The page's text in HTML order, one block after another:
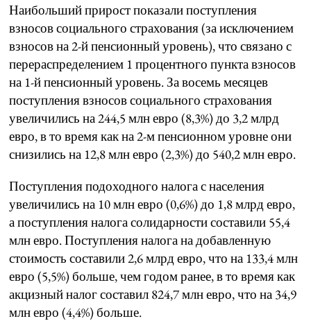
Наибольший прирост показали поступления
взносов социального страхования (за исключением
взносов на 2-й пенсионный уровень), что связано с
перераспределением 1 процентного пункта взносов
на 1-й пенсионный уровень. За восемь месяцев
поступления взносов социального страхования
увеличились на 244,5 млн евро (8,3%) до 3,2 млрд
евро, в то время как на 2-м пенсионном уровне они
снизились на 12,8 млн евро (2,3%) до 540,2 млн евро.
Поступления подоходного налога с населения
увеличились на 10 млн евро (0,6%) до 1,8 млрд евро,
а поступления налога солидарности составили 55,4
млн евро. Поступления налога на добавленную
стоимость составили 2,6 млрд евро, что на 133,4 млн
евро (5,5%) больше, чем годом ранее, в то время как
акцизный налог составил 824,7 млн евро, что на 34,9
млн евро (4,4%) больше.